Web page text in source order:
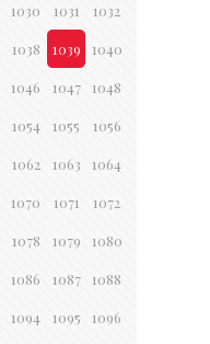
1030 1031 1032
1038 1039 1040
1046 1047 1048
1054 1055 1056
1062 1063 1064
1070 1071 1072
1078 1079 1080
1086 1087 1088
1094 1095 1096